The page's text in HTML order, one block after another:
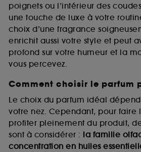
poignets ou l’intérieur des
une touche de luxe à votre
choix d’une fragrance
enrichit aussi votre style et peut
profond sur votre humeur et la
vous percevez.
Comment choisir le parfum
Le choix du parfum idéal
votre nez. Cependant, pour faire
profiter pleinement du produit,
sont à considérer : la famille
concentration en huiles
cookies d’authentification qui
vous faire bénéficier de
prolongée vous permettant
compte lors de votre prochaine
sans saisir à nouveau votre
passe.
A l'exception des cookies
lecture de ces traceurs requiert
pouvez personnaliser vos choix
de ces cookies grâce au bouton
choix" ci-dessous ou décider de
Sephora pourra associer les
navigation collectées par ces